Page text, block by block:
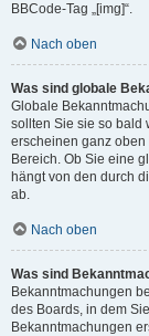
BBCode-Tag „[img]“.
Nach oben
Was sind globale
Globale
sollten Sie sie so bald
erscheinen ganz
Bereich. Ob Sie eine
hängt von den durch
ab.
Nach oben
Was sind
Bekanntmachungen
des Boards, in dem
Bekanntmachungen